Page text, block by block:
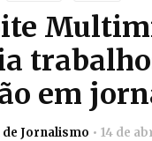
em
Jornalismo 14 de